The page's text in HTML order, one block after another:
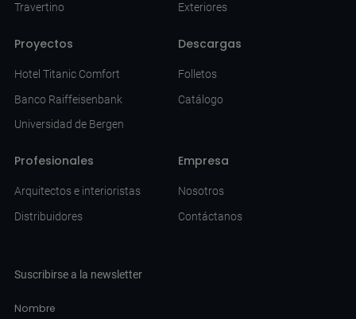
Travertino
Exteriores
Proyectos
Hotel Titanic Comfort
Banco Raiffeisenbank
Universidad de Bergen
Descargas
Folletos
Catálogo
Profesionales
Arquitectos e interioristas
Distribuidores
Empresa
Nosotros
Contáctanos
Suscribirse a la newsletter